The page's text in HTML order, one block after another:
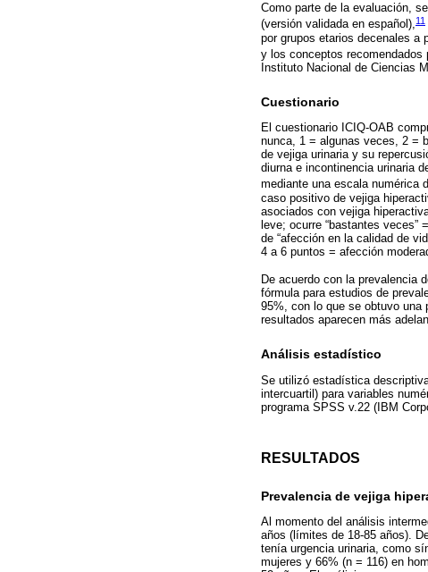
Como parte de la evaluación,
(versión validada en español),11
por grupos etarios decenales a
y los conceptos recomendados
Instituto Nacional de Ciencias
Cuestionario
El cuestionario ICIQ-OAB
nunca, 1 = algunas veces, 2 =
de vejiga urinaria y su
diurna e incontinencia urinaria
mediante una escala numérica
caso positivo de vejiga
asociados con vejiga
leve; ocurre “bastantes veces”
de “afección en la calidad de
4 a 6 puntos = afección
De acuerdo con la prevalencia
fórmula para estudios de
95%, con lo que se obtuvo una
resultados aparecen más
Análisis estadístico
Se utilizó estadística
intercuartil) para variables
programa SPSS v.22 (IBM
RESULTADOS
Prevalencia de vejiga
Al momento del análisis
años (límites de 18-85 años).
tenía urgencia urinaria, como
mujeres y 66% (n = 116) en